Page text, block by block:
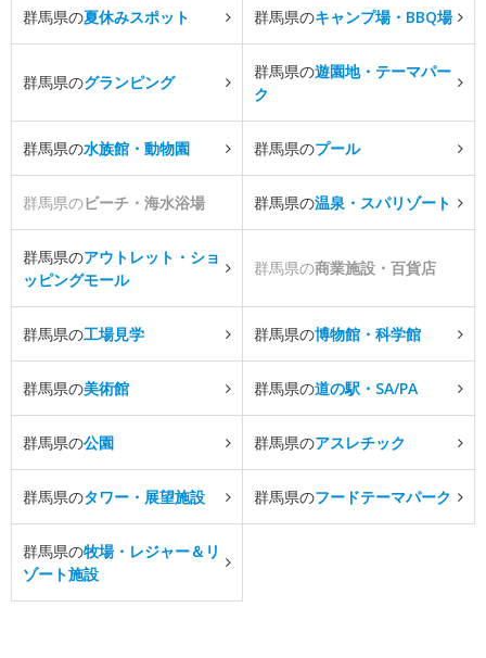
群馬県の夏休みスポット 群馬県のキャンプ場・BBQ場
群馬県のグランピング
群馬県の遊園地・テーマパー
ク
群馬県の水族館・動物園 群馬県のプール
群馬県のビーチ・海水浴場 群馬県の温泉・スパリゾート
群馬県のアウトレット・ショ
ッピングモール
群馬県の商業施設・百貨店
群馬県の工場見学 群馬県の博物館・科学館
群馬県の美術館 群馬県の道の駅・SA/PA
群馬県の公園 群馬県のアスレチック
群馬県のタワー・展望施設 群馬県のフードテーマパーク
群馬県の牧場・レジャー＆リ
ゾート施設